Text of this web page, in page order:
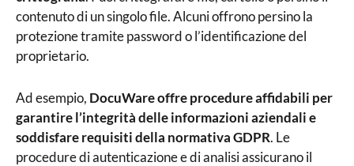
contenuto di un singolo file. Alcuni offrono persino la
protezione tramite password o l’identificazione del
proprietario.
Ad esempio, DocuWare offre procedure affidabili per
garantire l’integrità delle informazioni aziendali e
soddisfare requisiti della normativa GDPR. Le
procedure di autenticazione e di analisi assicurano il